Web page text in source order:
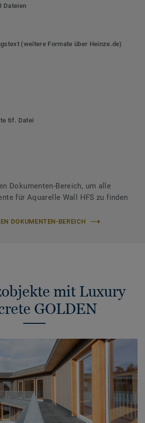
Dateien
(weitere Formate über Heinze.de)
tif. Datei
Dokumenten-Bereich, um alle
für Aquarelle Wall HFS zu finden
DOKUMENTEN-BEREICH
mit Luxury
GOLDEN